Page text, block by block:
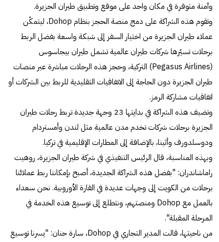
وآمنة متوفرة في مكان واحد على موقع وتطبيق طيران الجزيرة.
وتقوم هذه الشراكة على دمج منصة الحجز بنظام Dohop، ليتمكّن
عملاء طيران الجزيرة من اختيار السفر إلى شبكة واسعة بفضل الربط
برحلات تسيّرها شركات طيران عالمية تشمل طيران بيجاسوس
(Pegasus Airlines) التركية، وحجز هذه الرحلات مباشرة عبر منصات
طيران الجزيرة دون الحاجة إلى الاتفاقيات التقليدية للربط بين الشركات أو
اتفاقيات مشاركة الرمز.
وتضيف هذه الشراكة في بدايتها 23 وجهة جديدة تربط رحلات طيران
الجزيرة برحلات شركات تخدم مدن عالمية مثل لندن وأمستردام
ودوسلدورف وأثينا، بالإضافة إلى المطارات الإقليمية في تركيا.
وبهذه المناسبة، قال الرئيس التنفيذي في شركة طيران الجزيرة، روهيت
راماشاندران: "بفضل هذه الشراكة الجديدة، أصبح بإمكاننا ربط عملائنا
برحلات من الكويت إلى وجهات عديدة في القارة الأوروبية. نحن سعداء
بالعمل مع Dohop ومنصتهم، ونتطلع إلى توسيع هذه الخدمة في
المرحلة المقبلة".
من ناحيتها، قالت المدير التجاري في Dohop، سارة حنان: "يسرنا توسيع